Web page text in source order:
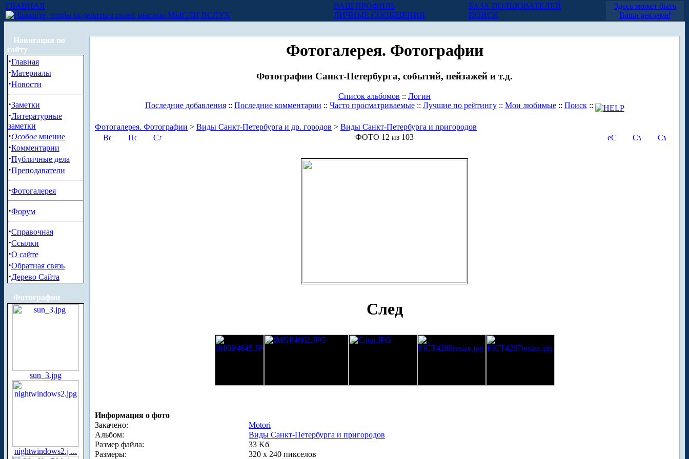
ГЛАВНАЯ
МЫСЛИ ВСЛУХ
ВАШ ПРОФИЛЬ
ЛИЧНЫЕ СООБЩЕНИЯ
БАЗА ПОЛЬЗОВАТЕЛЕЙ
ПОИСК
Здесь может быть
Ваша реклама!
Навигация по
сайту
·Главная
·Материалы
·Новости
·Заметки
·Литературные
заметки
·Особое мнение
·Комментарии
·Публичные дела
·Преподаватели
·Фотогалерея
·Форум
·Справочная
·Ссылки
·О сайте
·Обратная связь
·Дерево Сайта
Фотографии
sun_3.jpg
nightwindows2.j ...
Фотогалерея. Фотографии
Фотографии Санкт-Петербурга, событий, пейзажей и т.д.
Список альбомов :: Логин
Последние добавления:: Последние комментарии :: Часто просматриваемые:: Лучшие по рейтингу:: Мои любимые:: Поиск::
Фотогалерея. Фотографии > Виды Санкт-Петербурга и др. городов > Виды Санкт-Петербурга и пригородов
ФОТО 12 из 103
След
Информация о фото
Закачено:
Motori
Альбом:
Виды Санкт-Петербурга и пригородов
Размер файла:
33 Kб
Размеры:
320 x 240 пикселов